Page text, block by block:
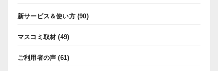
新サービス＆使い方(90)
マスコミ取材 (49)
ご利用者の声 (61)